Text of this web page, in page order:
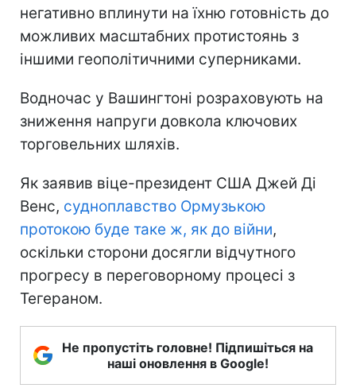
негативно вплинути на їхню готовність до
можливих масштабних протистоянь з
іншими геополітичними суперниками.
Водночас у Вашингтоні розраховують на
зниження напруги довкола ключових
торговельних шляхів.
Як заявив віце-президент США Джей Ді
Венс, судноплавство Ормузькою
протокою буде таке ж, як до війни,
оскільки сторони досягли відчутного
прогресу в переговорному процесі з
Тегераном.
Не пропустіть головне! Підпишіться на
наші оновлення в Google!